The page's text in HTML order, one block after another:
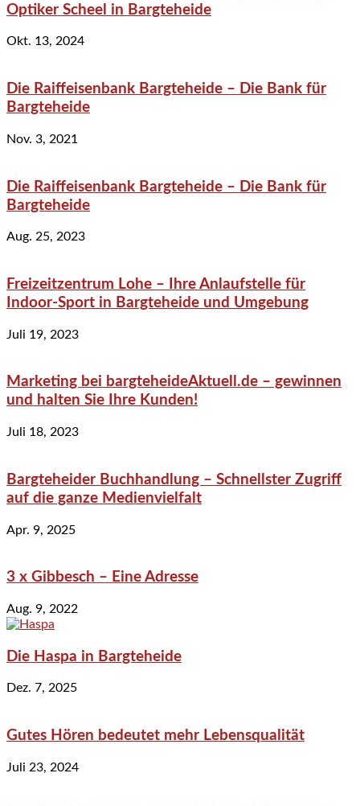
Optiker Scheel in Bargteheide
Okt. 13, 2024
Die Raiffeisenbank Bargteheide – Die Bank für
Bargteheide
Nov. 3, 2021
Die Raiffeisenbank Bargteheide – Die Bank für
Bargteheide
Aug. 25, 2023
Freizeitzentrum Lohe – Ihre Anlaufstelle für
Indoor-Sport in Bargteheide und Umgebung
Juli 19, 2023
Marketing bei bargteheideAktuell.de – gewinnen
und halten Sie Ihre Kunden!
Juli 18, 2023
Bargteheider Buchhandlung – Schnellster Zugriff
auf die ganze Medienvielfalt
Apr. 9, 2025
3 x Gibbesch – Eine Adresse
Aug. 9, 2022
Die Haspa in Bargteheide
Dez. 7, 2025
Gutes Hören bedeutet mehr Lebensqualität
Juli 23, 2024